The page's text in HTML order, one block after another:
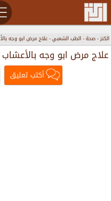
الكنز- صحة- الطب الشعبي-علاج مرض ابو وجه
علاج مرض ابو وجه بالأعشاب
أكتب تعليق